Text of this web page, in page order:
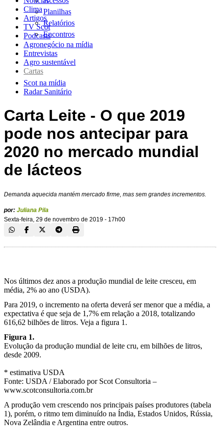
Planilhas
Relatórios
Encontros
Clima
Artigos
TV Scot
Podcasts
Agronegócio na mídia
Entrevistas
Agro sustentável
Cartas
Scot na mídia
Radar Sanitário
Carta Leite - O que 2019
pode nos antecipar para
2020 no mercado mundial
de lácteos
Demanda aquecida mantém mercado firme, mas sem grandes incrementos.
por: Juliana Pila
Sexta-feira, 29 de novembro de 2019 - 17h00
Nos últimos dez anos a produção mundial de leite cresceu, em
média, 2% ao ano (USDA).
Para 2019, o incremento na oferta deverá ser menor que a média, a
expectativa é que seja de 1,7% em relação a 2018, totalizando
616,62 bilhões de litros. Veja a figura 1.
Figura 1.
Evolução da produção mundial de leite cru, em bilhões de litros,
desde 2009.
* estimativa USDA
Fonte: USDA / Elaborado por Scot Consultoria –
www.scotconsultoria.com.br
A produção vem crescendo nos principais países produtores (tabela
1), porém, o ritmo tem diminuído na Índia, Estados Unidos, Rússia,
Nova Zelândia e Argentina entre outros.